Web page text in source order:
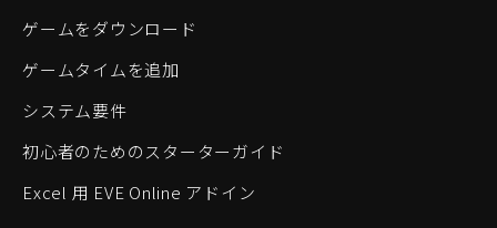
ゲームをダウンロード
ゲームタイムを追加
システム要件
初心者のためのスターターガイド
Excel 用 EVE Online アドイン